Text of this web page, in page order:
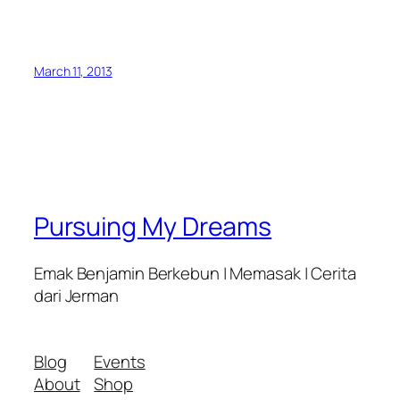
March 11, 2013
Pursuing My Dreams
Emak Benjamin Berkebun | Memasak | Cerita
dari Jerman
Blog
About
Events
Shop